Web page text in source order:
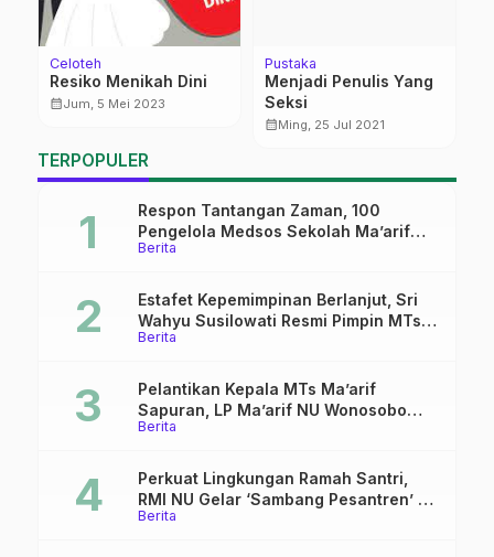
Celoteh
Resiko Menikah Dini
calendar_monthJum, 5 Mei 2023
Pustaka
Menjadi Penulis Yang
Seksi
calendar_monthMing, 25 Jul 2021
TERPOPULER
Berita
Respon Tantangan Zaman, 100
Pengelola Medsos Sekolah Ma’arif
Pekalongan Ikuti Pelatihan Literasi
Berita
Estafet Kepemimpinan Berlanjut, Sri
Wahyu Susilowati Resmi Pimpin MTs
Ma’arif Sapuran
Berita
Pelantikan Kepala MTs Ma’arif
Sapuran, LP Ma’arif NU Wonosobo
Tekankan Lima Amanah
Berita
Perkuat Lingkungan Ramah Santri,
RMI NU Gelar ‘Sambang Pesantren’ di
Pati